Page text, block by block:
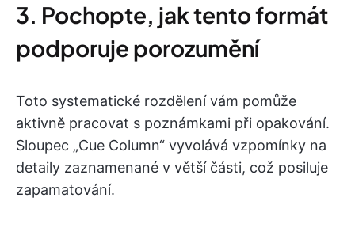
3. Pochopte, jak tento formát
podporuje porozumění
Toto systematické rozdělení vám pomůže
aktivně pracovat s poznámkami při opakování.
Sloupec „Cue Column“ vyvolává vzpomínky na
detaily zaznamenané v větší části, což posiluje
zapamatování.